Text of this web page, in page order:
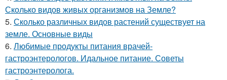
Сколько видов живых организмов на Земле?
5. Сколько различных видов растений существует на
земле. Основные виды
6. Любимые продукты питания врачей-
гастроэнтерологов. Идальное питание. Советы
гастроэнтеролога.